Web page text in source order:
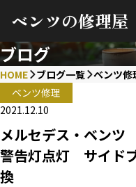
ベンツの修理屋
ブログ
HOME ブログ一覧 ベンツ修
ベンツ修理
2021.12.10
メルセデス・ベン
警告灯点灯 サイド
換